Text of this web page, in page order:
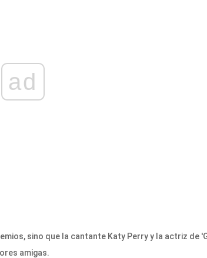
ad
sino que la cantante Katy Perry y la actriz de
amigas.